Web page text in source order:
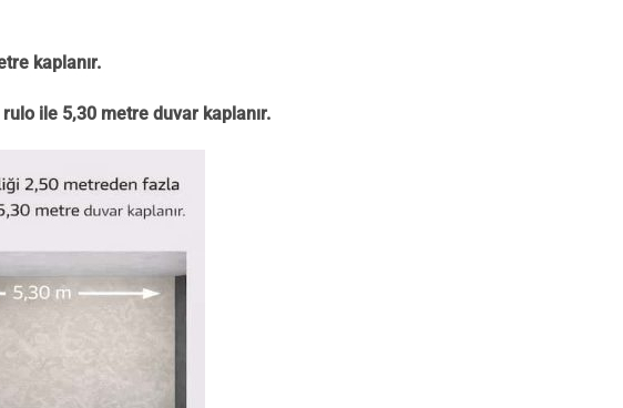
kaplanır.
ile 5,30 metre duvar kaplanır.